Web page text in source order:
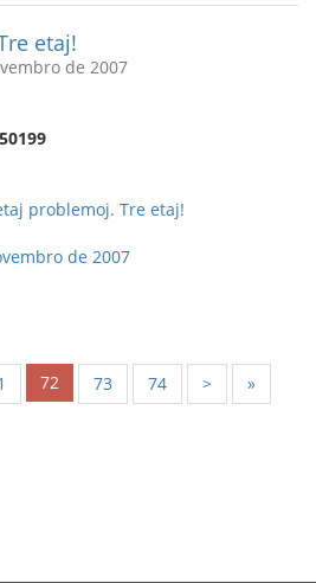
etaj!
de 2007
50199
problemoj. Tre etaj!
de 2007
72 73 74 > »